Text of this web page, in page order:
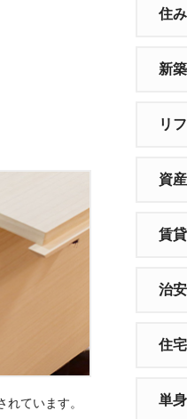
ています。
住
新築
リ
資
賃貸
治安
住
単